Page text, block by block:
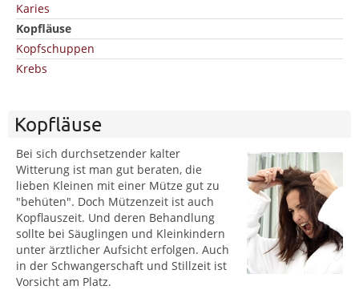
Karies
Kopfläuse
Kopfschuppen
Krebs
Kopfläuse
Bei sich durchsetzender kalter
Witterung ist man gut beraten, die
lieben Kleinen mit einer Mütze gut zu
"behüten". Doch Mützenzeit ist auch
Kopflauszeit. Und deren Behandlung
sollte bei Säuglingen und Kleinkindern
unter ärztlicher Aufsicht erfolgen. Auch
in der Schwangerschaft und Stillzeit ist
Vorsicht am Platz.